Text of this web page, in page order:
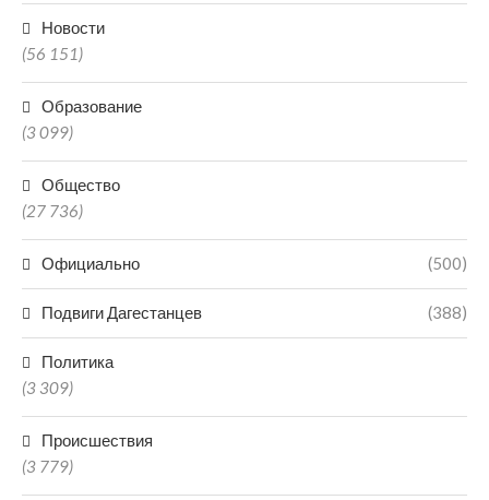
Новости
(56 151)
Образование
(3 099)
Общество
(27 736)
Официально (500)
Подвиги Дагестанцев (388)
Политика
(3 309)
Происшествия
(3 779)